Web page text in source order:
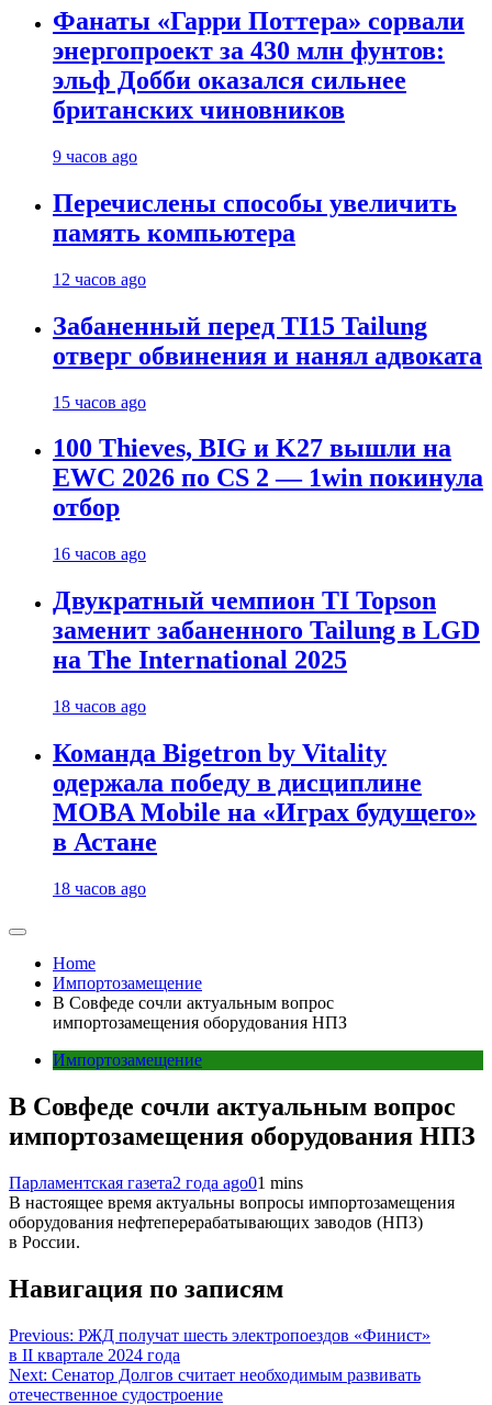
Фанаты «Гарри Поттера» сорвали
энергопроект за 430 млн фунтов:
эльф Добби оказался сильнее
британских чиновников
9 часов ago
Перечислены способы увеличить
память компьютера
12 часов ago
Забаненный перед TI15 Tailung
отверг обвинения и нанял адвоката
15 часов ago
100 Thieves, BIG и K27 вышли на
EWC 2026 по CS 2 — 1win покинула
отбор
16 часов ago
Двукратный чемпион TI Topson
заменит забаненного Tailung в LGD
на The International 2025
18 часов ago
Команда Bigetron by Vitality
одержала победу в дисциплине
MOBA Mobile на «Играх будущего»
в Астане
18 часов ago
Home
Импортозамещение
В Совфеде сочли актуальным вопрос
импортозамещения оборудования НПЗ
Импортозамещение
В Совфеде сочли актуальным вопрос
импортозамещения оборудования НПЗ
Парламентская газета2 года ago01 mins
В настоящее время актуальны вопросы импортозамещения
оборудования нефтеперерабатывающих заводов (НПЗ)
в России.
Навигация по записям
Previous: РЖД получат шесть электропоездов «Финист»
в II квартале 2024 года
Next: Сенатор Долгов считает необходимым развивать
отечественное судостроение